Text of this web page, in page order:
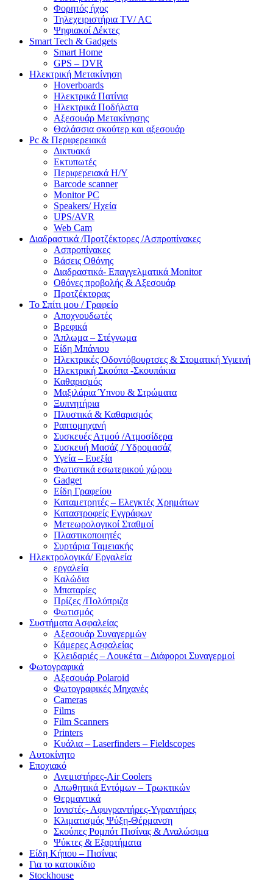
Φορητός ήχος
Τηλεχειριστήρια TV/ AC
Ψηφιακοί Δέκτες
Smart Tech & Gadgets
Smart Home
GPS – DVR
Ηλεκτρική Μετακίνηση
Hoverboards
Ηλεκτρικά Πατίνια
Ηλεκτρικά Ποδήλατα
Αξεσουάρ Μετακίνησης
Θαλάσσια σκούτερ και αξεσουάρ
Pc & Περιφερειακά
Δικτυακά
Εκτυπωτές
Περιφερειακά Η/Υ
Barcode scanner
Monitor PC
Speakers/ Ηχεία
UPS/AVR
Web Cam
Διαδραστικά /Προτζέκτορες /Ασπροπίνακες
Ασπροπίνακες
Βάσεις Οθόνης
Διαδραστικά- Επαγγελματικά Monitor
Οθόνες προβολής & Αξεσουάρ
Προτζέκτορας
Το Σπίτι μου / Γραφείο
Αποχνουδωτές
Βρεφικά
Άπλωμα – Στέγνωμα
Είδη Μπάνιου
Ηλεκτρικές Οδοντόβουρτσες & Στοματική Υγιεινή
Ηλεκτρική Σκούπα -Σκουπάκια
Καθαρισμός
Μαξιλάρια Ύπνου & Στρώματα
Ξυπνητήρια
Πλυστικά & Καθαρισμός
Ραπτομηχανή
Συσκευές Ατμού /Ατμοσίδερα
Συσκευή Μασάζ / Υδρομασάζ
Υγεία – Ευεξία
Φωτιστικά εσωτερικού χώρου
Gadget
Είδη Γραφείου
Καταμετρητές – Ελεγκτές Χρημάτων
Καταστροφείς Εγγράφων
Μετεωρολογικοί Σταθμοί
Πλαστικοποιητές
Συρτάρια Ταμειακής
Ηλεκτρολογικά/ Εργαλεία
εργαλεία
Καλώδια
Μπαταρίες
Πρίζες /Πολύπριζα
Φωτισμός
Συστήματα Ασφαλείας
Αξεσουάρ Συναγερμών
Κάμερες Ασφαλείας
Κλειδαριές – Λουκέτα – Διάφοροι Συναγερμοί
Φωτογραφικά
Αξεσουάρ Polaroid
Φωτογραφικές Μηχανές
Cameras
Films
Film Scanners
Printers
Κυάλια – Laserfinders – Fieldscopes
Αυτοκίνητο
Εποχιακό
Ανεμιστήρες-Air Coolers
Απωθητικά Εντόμων – Τρωκτικών
Θερμαντικά
Ιονιστές- Αφυγραντήρες-Υγραντήρες
Κλιματισμός Ψύξη-Θέρμανση
Σκούπες Ρομπότ Πισίνας & Αναλώσιμα
Ψύκτες & Εξαρτήματα
Είδη Κήπου – Πισίνας
Για το κατοικίδιο
Stockhouse